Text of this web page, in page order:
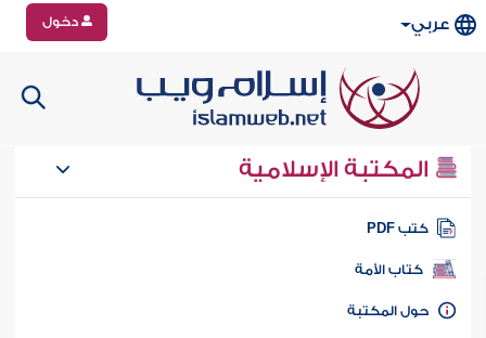
عربي دخول
المكتبة الإسلامية
كتب PDF
كتاب الأمة